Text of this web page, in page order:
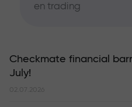
en trading
Checkmate financial
July!
02.07.2026